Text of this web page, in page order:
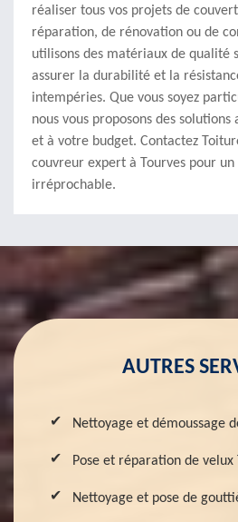
réaliser tous vos projets de
réparation, de rénovation ou de
utilisons des matériaux de qualité
assurer la durabilité et la
intempéries. Que vous soyez
nous vous proposons des solutions
et à votre budget. Contactez
couvreur expert à Tourves pour
irréprochable.
AUTRES
Nettoyage et démoussage
Pose et réparation de velux
Nettoyage et pose de